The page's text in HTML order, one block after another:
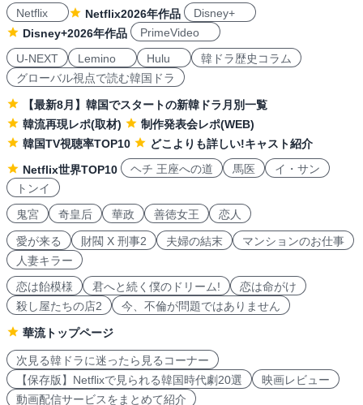
Netflix
Netflix2026年作品
Disney+
Disney+2026年作品
PrimeVideo
U-NEXT
Lemino Hulu
韓ドラ歴史コラム
グローバル視点で読む韓国ドラ
【最新8月】韓国でスタートの新韓ドラ月別一覧
韓流再現レポ(取材)
制作発表会レポ(WEB)
韓国TV視聴率TOP10
どこよりも詳しい!キャスト紹介
Netflix世界TOP10
ヘチ 王座への道 馬医
イ・サン
トンイ
鬼宮
奇皇后 華政 善徳女王 恋人
愛が来る 財閥 X 刑事2 夫婦の結末
マンションのお仕事
人妻キラー
恋は飴模様
君へと続く僕のドリーム!
恋は命がけ
殺し屋たちの店2
今、不倫が問題ではありません
華流トップページ
次見る韓ドラに迷ったら見るコーナー
【保存版】Netflixで見られる韓国時代劇20選
映画レビュー
動画配信サービスをまとめて紹介